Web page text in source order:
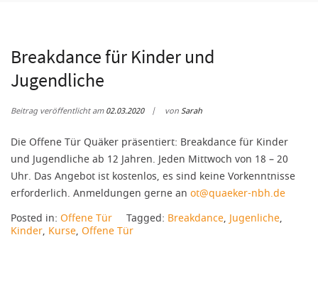
Breakdance für Kinder und
Jugendliche
Beitrag veröffentlicht am02.03.2020 vonSarah
Die Offene Tür Quäker präsentiert: Breakdance für Kinder
und Jugendliche ab 12 Jahren. Jeden Mittwoch von 18 – 20
Uhr. Das Angebot ist kostenlos, es sind keine Vorkenntnisse
erforderlich. Anmeldungen gerne an ot@quaeker-nbh.de
Posted in: Offene Tür Tagged: Breakdance, Jugenliche,
Kinder, Kurse, Offene Tür